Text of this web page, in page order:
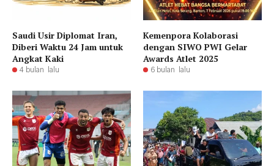
Saudi Usir Diplomat Iran,
Diberi Waktu 24 Jam untuk
Angkat Kaki
4 bulan lalu
Kemenpora Kolaborasi
dengan SIWO PWI Gelar
Awards Atlet 2025
6 bulan lalu